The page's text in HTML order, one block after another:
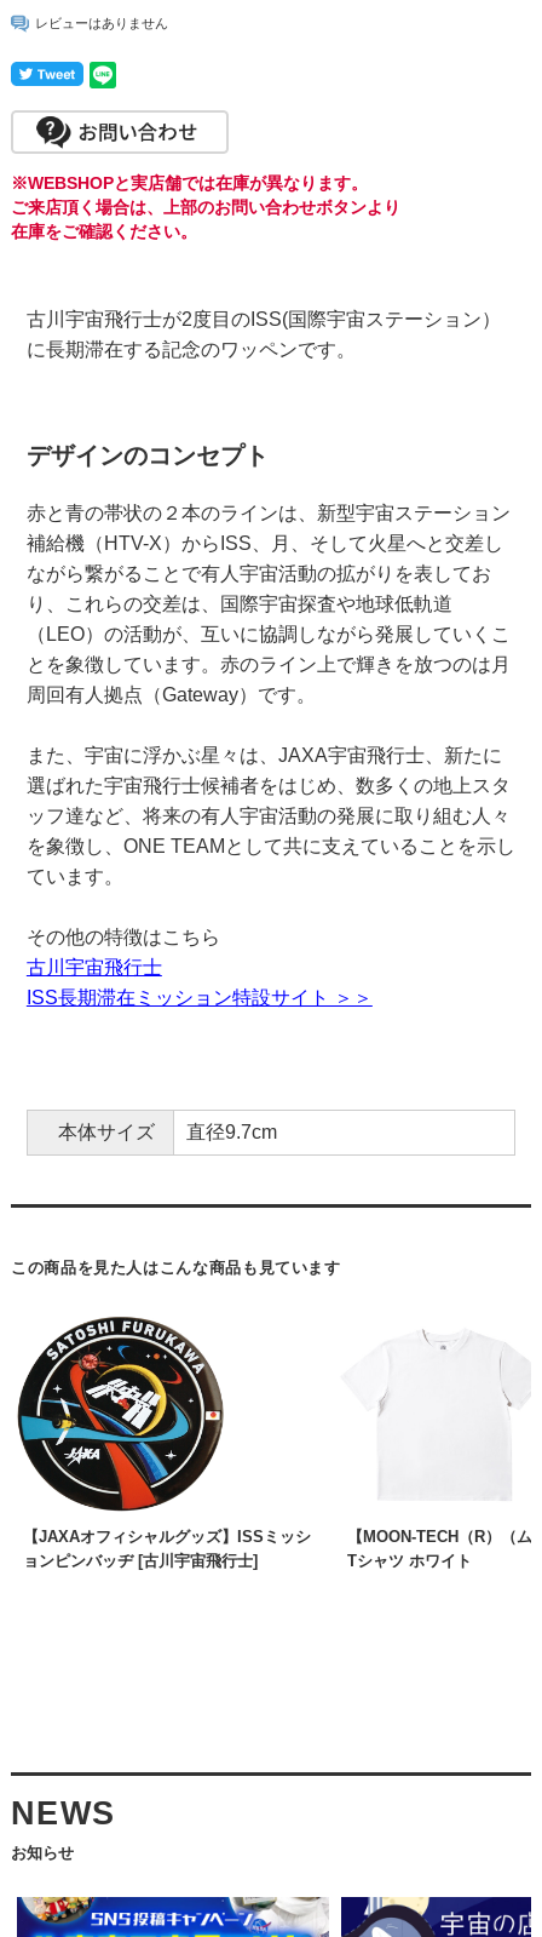
レビューはありません
※WEBSHOPと実店舗では在庫が異なります。
ご来店頂く場合は、上部のお問い合わせボタンより
在庫をご確認ください。
古川宇宙飛行士が2度目のISS(国際宇宙ステーション）
に長期滞在する記念のワッペンです。
デザインのコンセプト
赤と青の帯状の２本のラインは、新型宇宙ステーション
補給機（HTV-X）からISS、月、そして火星へと交差し
ながら繋がることで有人宇宙活動の拡がりを表してお
り、これらの交差は、国際宇宙探査や地球低軌道
（LEO）の活動が、互いに協調しながら発展していくこ
とを象徴しています。赤のライン上で輝きを放つのは月
周回有人拠点（Gateway）です。
また、宇宙に浮かぶ星々は、JAXA宇宙飛行士、新たに
選ばれた宇宙飛行士候補者をはじめ、数多くの地上スタ
ッフ達など、将来の有人宇宙活動の発展に取り組む人々
を象徴し、ONE TEAMとして共に支えていることを示し
ています。
その他の特徴はこちら
古川宇宙飛行士
ISS長期滞在ミッション特設サイト ＞＞
本体サイズ 直径9.7cm
この商品を見た人はこんな商品も見ています
【JAXAオフィシャルグッズ】ISSミッシ
ョンピンバッヂ [古川宇宙飛行士]
【MOON-TECH（R）（ム
Tシャツ ホワイト
NEWS
お知らせ